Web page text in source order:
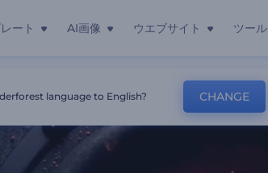
ート AI画像 ウエブサイト ツール
language to English? CHANGE